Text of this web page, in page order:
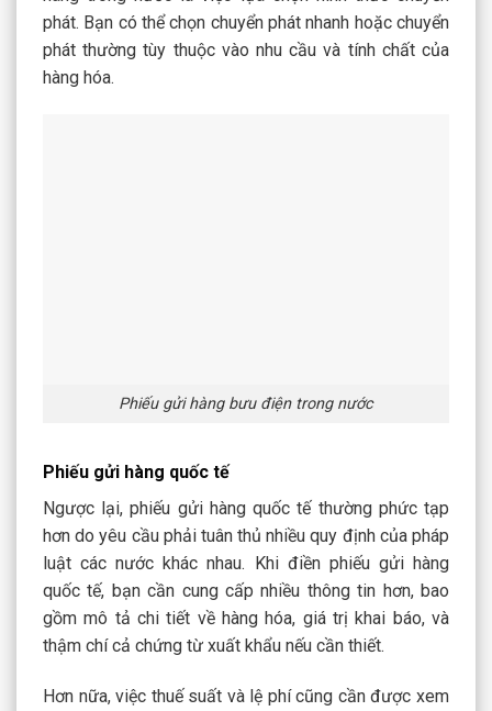
phát. Bạn có thể chọn chuyển phát nhanh hoặc chuyển
phát thường tùy thuộc vào nhu cầu và tính chất của
hàng hóa.
Phiếu gửi hàng bưu điện trong nước
Phiếu gửi hàng quốc tế
Ngược lại, phiếu gửi hàng quốc tế thường phức tạp
hơn do yêu cầu phải tuân thủ nhiều quy định của pháp
luật các nước khác nhau. Khi điền phiếu gửi hàng
quốc tế, bạn cần cung cấp nhiều thông tin hơn, bao
gồm mô tả chi tiết về hàng hóa, giá trị khai báo, và
thậm chí cả chứng từ xuất khẩu nếu cần thiết.
Hơn nữa, việc thuế suất và lệ phí cũng cần được xem